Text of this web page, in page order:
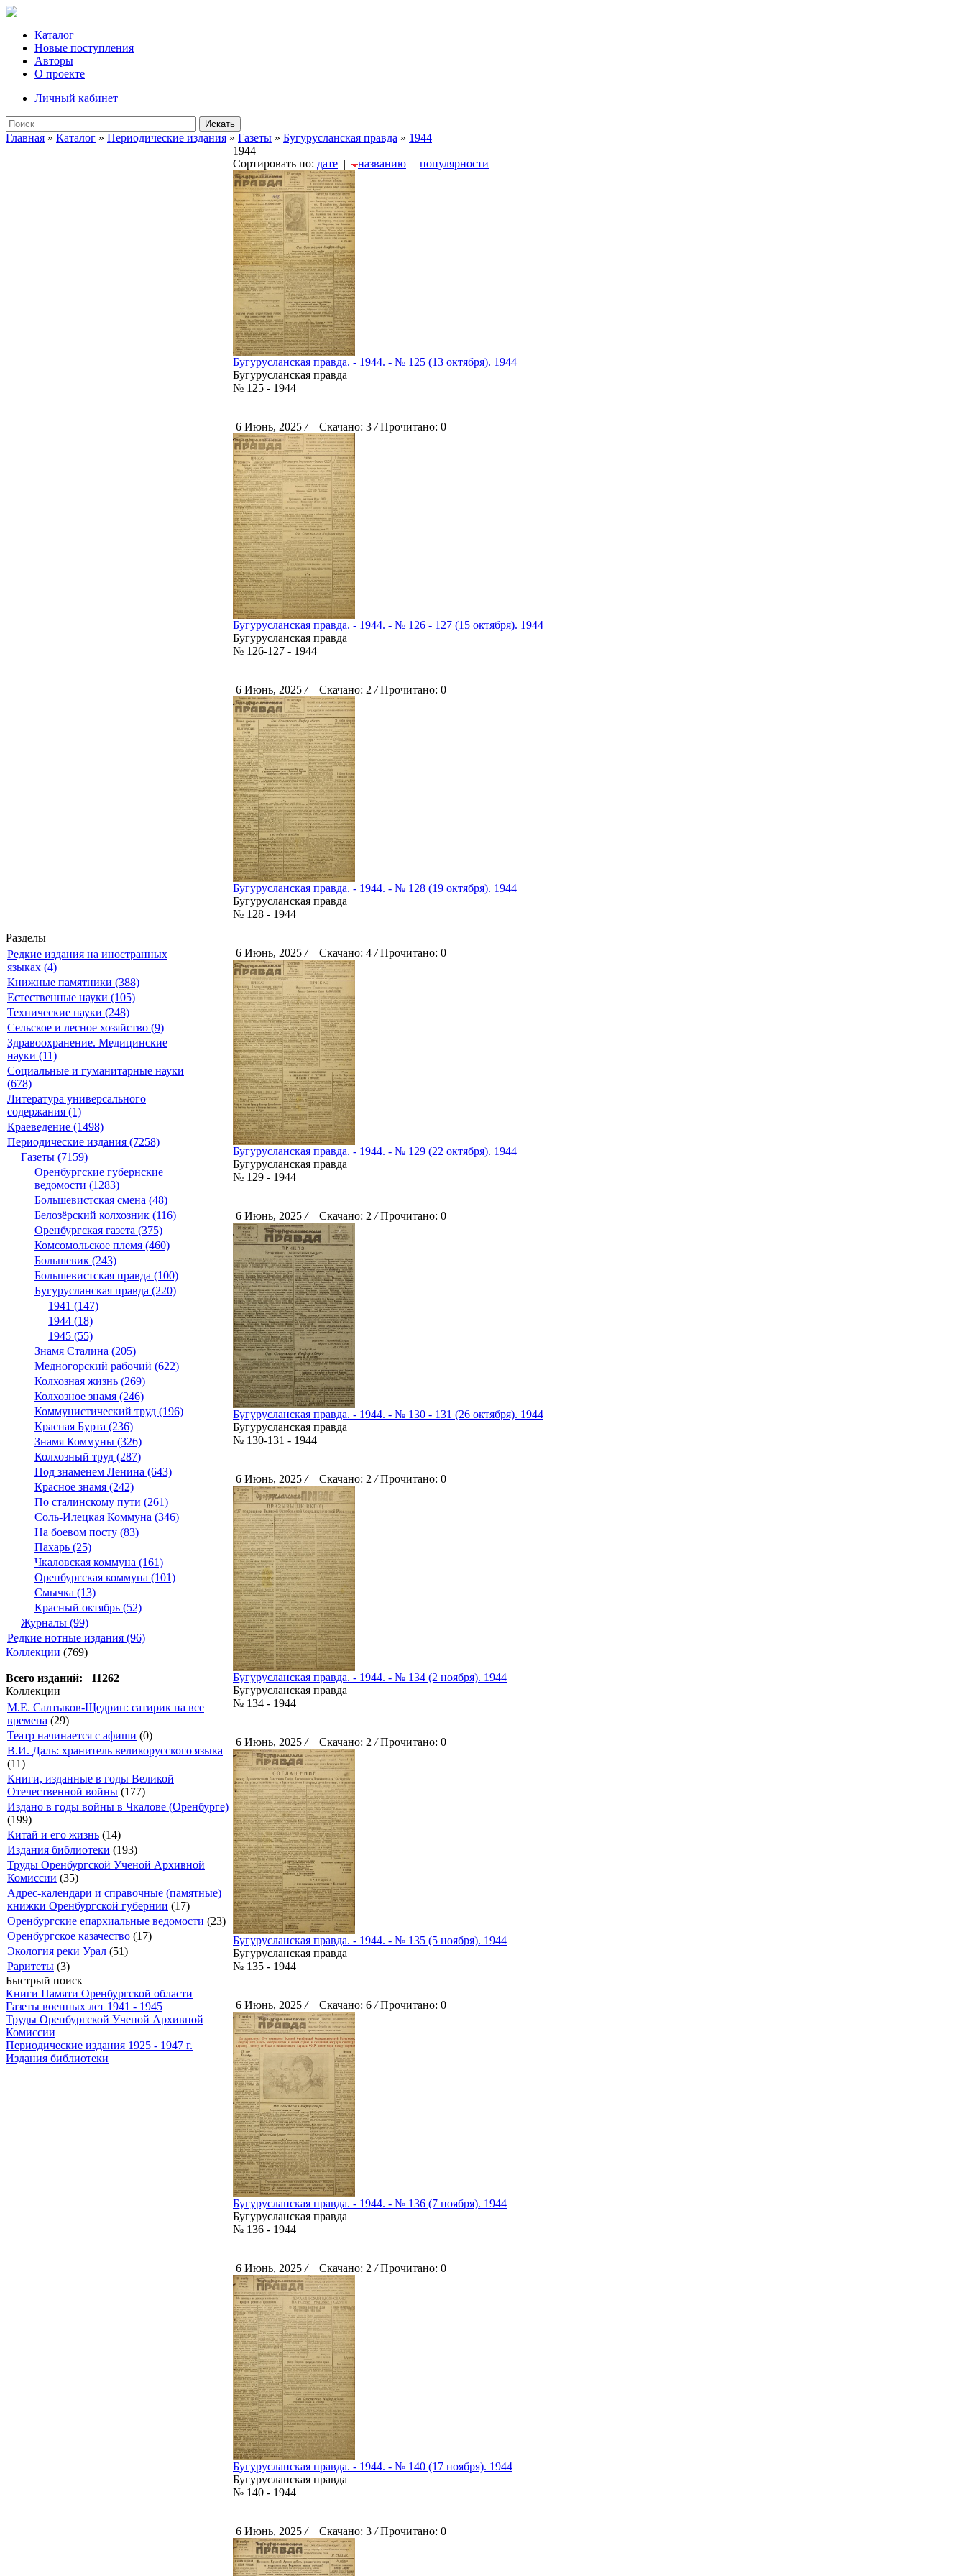
Каталог
Новые поступления
Авторы
О проекте
Личный кабинет
Искать
Главная » Каталог » Периодические издания » Газеты » Бугурусланская правда » 1944
Разделы
Редкие издания на иностранных
языках (4)
Книжные памятники (388)
Естественные науки (105)
Технические науки (248)
Сельское и лесное хозяйство (9)
Здравоохранение. Медицинские
науки (11)
Социальные и гуманитарные науки
(678)
Литература универсального
содержания (1)
Краеведение (1498)
Периодические издания (7258)
Газеты (7159)
Оренбургские губернские
ведомости (1283)
Большевистская смена (48)
Белозёрский колхозник (116)
Оренбургская газета (375)
Комсомольское племя (460)
Большевик (243)
Большевистская правда (100)
Бугурусланская правда (220)
1941 (147)
1944 (18)
1945 (55)
Знамя Сталина (205)
Медногорский рабочий (622)
Колхозная жизнь (269)
Колхозное знамя (246)
Коммунистический труд (196)
Красная Бурта (236)
Знамя Коммуны (326)
Колхозный труд (287)
Под знаменем Ленина (643)
Красное знамя (242)
По сталинскому пути (261)
Соль-Илецкая Коммуна (346)
На боевом посту (83)
Пахарь (25)
Чкаловская коммуна (161)
Оренбургская коммуна (101)
Смычка (13)
Красный октябрь (52)
Журналы (99)
Редкие нотные издания (96)
Коллекции (769)
Всего изданий: 11262
Коллекции
М.Е. Салтыков-Щедрин: сатирик на все
времена (29)
Театр начинается с афиши (0)
В.И. Даль: хранитель великорусского языка
(11)
Книги, изданные в годы Великой
Отечественной войны (177)
Издано в годы войны в Чкалове (Оренбурге)
(199)
Китай и его жизнь (14)
Издания библиотеки (193)
Труды Оренбургской Ученой Архивной
Комиссии (35)
Адрес-календари и справочные (памятные)
книжки Оренбургской губернии (17)
Оренбургские епархиальные ведомости (23)
Оренбургское казачество (17)
Экология реки Урал (51)
Раритеты (3)
Быстрый поиск
Книги Памяти Оренбургской области
Газеты военных лет 1941 - 1945
Труды Оренбургской Ученой Архивной
Комиссии
Периодические издания 1925 - 1947 г.
Издания библиотеки
1944
Сортировать по: дате | названию | популярности
Бугурусланская правда. - 1944. - № 125 (13 октября). 1944
Бугурусланская правда
№ 125 - 1944
6 Июнь, 2025 /Скачано: 3 /Прочитано: 0
Бугурусланская правда. - 1944. - № 126 - 127 (15 октября). 1944
Бугурусланская правда
№ 126-127 - 1944
6 Июнь, 2025 /Скачано: 2 /Прочитано: 0
Бугурусланская правда. - 1944. - № 128 (19 октября). 1944
Бугурусланская правда
№ 128 - 1944
6 Июнь, 2025 /Скачано: 4 /Прочитано: 0
Бугурусланская правда. - 1944. - № 129 (22 октября). 1944
Бугурусланская правда
№ 129 - 1944
6 Июнь, 2025 /Скачано: 2 /Прочитано: 0
Бугурусланская правда. - 1944. - № 130 - 131 (26 октября). 1944
Бугурусланская правда
№ 130-131 - 1944
6 Июнь, 2025 /Скачано: 2 /Прочитано: 0
Бугурусланская правда. - 1944. - № 134 (2 ноября). 1944
Бугурусланская правда
№ 134 - 1944
6 Июнь, 2025 /Скачано: 2 /Прочитано: 0
Бугурусланская правда. - 1944. - № 135 (5 ноября). 1944
Бугурусланская правда
№ 135 - 1944
6 Июнь, 2025 /Скачано: 6 /Прочитано: 0
Бугурусланская правда. - 1944. - № 136 (7 ноября). 1944
Бугурусланская правда
№ 136 - 1944
6 Июнь, 2025 /Скачано: 2 /Прочитано: 0
Бугурусланская правда. - 1944. - № 140 (17 ноября). 1944
Бугурусланская правда
№ 140 - 1944
6 Июнь, 2025 /Скачано: 3 /Прочитано: 0